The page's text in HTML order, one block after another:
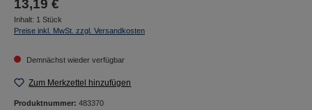
13,19 €
Inhalt: 1 Stück
Preise inkl. MwSt. zzgl. Versandkosten
Demnächst wieder verfügbar
Zum Merkzettel hinzufügen
Produktnummer: 483370